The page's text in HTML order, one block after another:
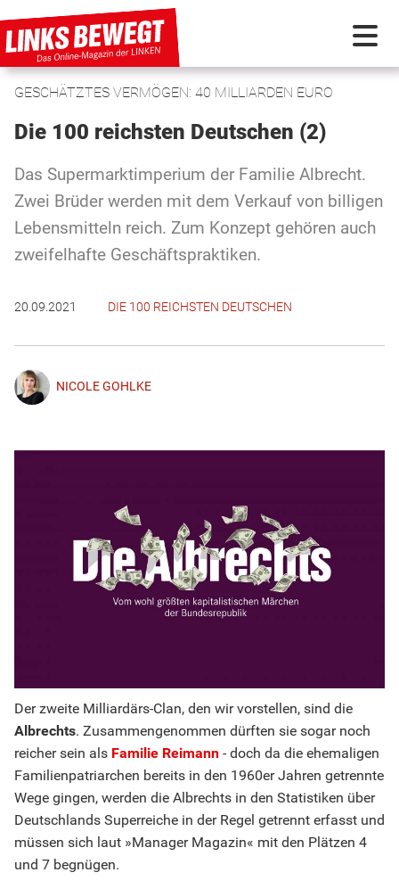
PARTEI IN BEWEGUNG
KUNSTSTOFF
GESCHÄTZTES VERMÖGEN: 40 MILLIARDEN EURO
Die 100 reichsten Deutschen (2)
Das Supermarktimperium der Familie Albrecht.
Zwei Brüder werden mit dem Verkauf von billigen
Lebensmitteln reich. Zum Konzept gehören auch
zweifelhafte Geschäftspraktiken.
20.09.2021 DIE 100 REICHSTEN DEUTSCHEN
NICOLE GOHLKE
Der zweite Milliardärs-Clan, den wir vorstellen, sind die
Albrechts. Zusammengenommen dürften sie sogar noch
reicher sein als Familie Reimann - doch da die ehemaligen
Familienpatriarchen bereits in den 1960er Jahren getrennte
Wege gingen, werden die Albrechts in den Statistiken über
Deutschlands Superreiche in der Regel getrennt erfasst und
müssen sich laut »Manager Magazin« mit den Plätzen 4
und 7 begnügen.